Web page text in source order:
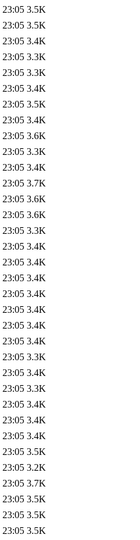
23:05 3.5K
23:05 3.5K
23:05 3.4K
23:05 3.3K
23:05 3.3K
23:05 3.4K
23:05 3.5K
23:05 3.4K
23:05 3.6K
23:05 3.3K
23:05 3.4K
23:05 3.7K
23:05 3.6K
23:05 3.6K
23:05 3.3K
23:05 3.4K
23:05 3.4K
23:05 3.4K
23:05 3.4K
23:05 3.4K
23:05 3.4K
23:05 3.4K
23:05 3.3K
23:05 3.4K
23:05 3.3K
23:05 3.4K
23:05 3.4K
23:05 3.4K
23:05 3.5K
23:05 3.2K
23:05 3.7K
23:05 3.5K
23:05 3.5K
23:05 3.5K